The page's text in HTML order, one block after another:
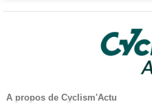
A propos de Cyclism'Actu